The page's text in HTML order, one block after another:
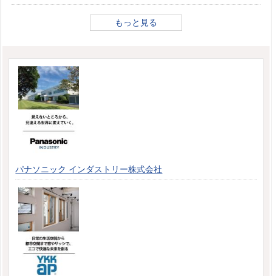
もっと見る
パナソニック インダストリー株式会社